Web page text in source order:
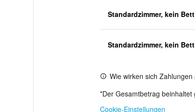
Standardzimmer, kein
Standardzimmer, kein
Wie wirken sich
*Der Gesamtbetrag
Cookie-Einstellungen